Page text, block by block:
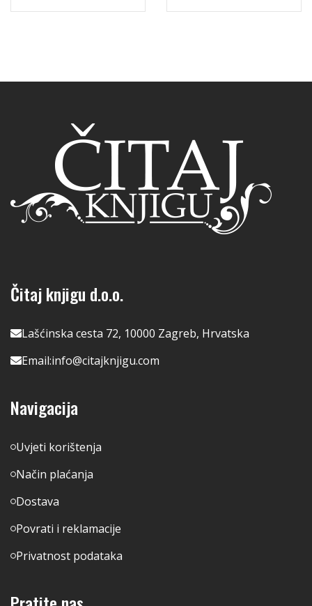
Čitaj knjigu d.o.o.
Lašćinska cesta 72, 10000 Zagreb, Hrvatska
Email:info@citajknjigu.com
Navigacija
Uvjeti korištenja
Način plaćanja
Dostava
Povrati i reklamacije
Privatnost podataka